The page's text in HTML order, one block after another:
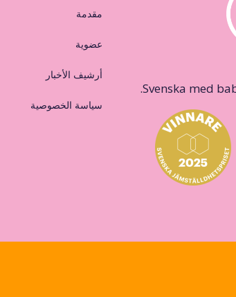
Svenska med
مقدمة
عضوية
أرشيف الأخبار
سياسة الخصوصية